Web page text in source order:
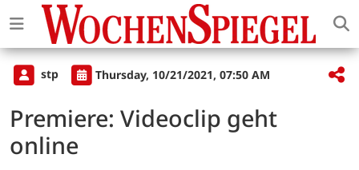
stp Thursday, 10/21/2021, 07:50 AM
Premiere: Videoclip geht
online